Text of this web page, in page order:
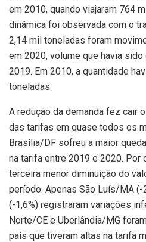
em 2010, quando viajaram 764
dinâmica foi observada com o
2,14 mil toneladas foram
em 2020, volume que havia
2019. Em 2010, a quantidade
toneladas.
A redução da demanda fez cair
das tarifas em quase todos os
Brasília/DF sofreu a maior
na tarifa entre 2019 e 2020. Por
terceira menor diminuição do
período. Apenas São Luís/MA (-
(-1,6%) registraram variações
Norte/CE e Uberlândia/MG
país que tiveram altas na tarifa